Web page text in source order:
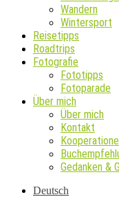
Wandern
Wintersport
Reisetipps
Roadtrips
Fotografie
Fototipps
Fotoparade
Über mich
Über mich
Kontakt
Gedanken &
Deutsch